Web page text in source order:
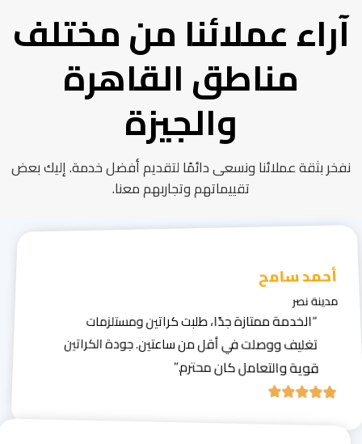
آراء عملائنا من مختلف
مناطق القاهرة
والجيزة
نفخر بثقة عملائنا ونسعى دائمًا لتقديم أفضل خدمة. إليك بعض
تقييماتهم وتجاربهم معنا.
أحمد سامح
مدينة نصر
“الخدمة ممتازة جدًا، طلبت كراتين ومستلزمات
تغليف ووصلت في أقل من ساعتين. جودة الكراتين
قوية والتعامل كان محترم.”